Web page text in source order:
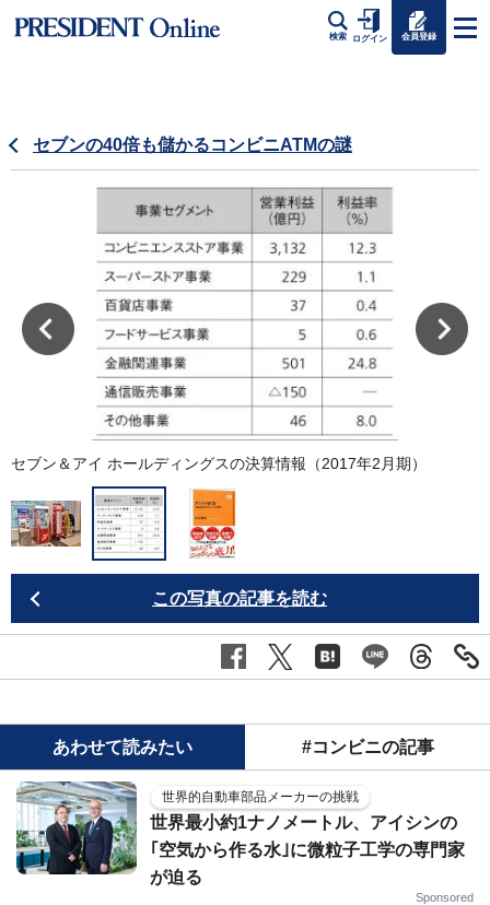
検索 ログイン 会員登録
セブンの40倍も儲かるコンビニATMの謎
セブン＆アイ ホールディングスの決算情報（2017年2月期）
この写真の記事を読む
あわせて読みたい #コンビニの記事
世界的自動車部品メーカーの挑戦
世界最小約1ナノメートル、アイシンの
｢空気から作る水｣に微粒子工学の専門家
が迫る
Sponsored